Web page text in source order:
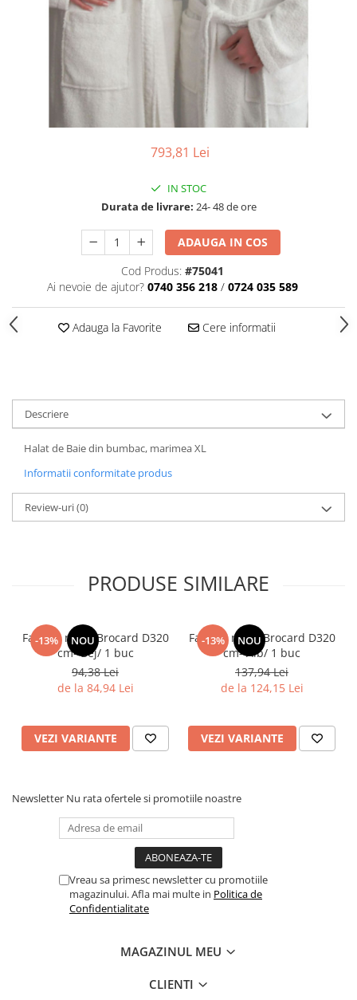
Ambalaje si Consumabile
Articole Biodegradabile
Caserole + Capace
Articole din Carton
Articole Albe
Articole Natur
Consumabile
Hartie Copt
Hartie Impachetat
Naproane
Accesorii
Tacamuri
Articole din Plastic PET
Caserole
Pahare
Saci Menajeri
Articole din Carton Alb
Articole din Carton Kraft Natur
793,81 Lei
IN STOC
Durata de livrare: 24- 48 de ore
ADAUGA IN COS
Cod Produs: #75041
Ai nevoie de ajutor? 0740 356 218 / 0724 035 589
Adauga la Favorite Cere informatii
Descriere
Halat de Baie din bumbac, marimea XL
Informatii conformitate produs
Review-uri(0)
PRODUSE SIMILARE
-13% NOU
Fata de masa Brocard D320
cm- Bej/ 1 buc
94,38 Lei
de la 84,94 Lei
VEZI VARIANTE
-13% NOU
Fata de masa Brocard D320
cm- Alb/ 1 buc
137,94 Lei
de la 124,15 Lei
VEZI VARIANTE
Newsletter Nu rata ofertele si promotiile noastre
Vreau sa primesc newsletter cu promotiile
magazinului. Afla mai multe in Politica de
Confidentialitate
MAGAZINUL MEU
CLIENTI